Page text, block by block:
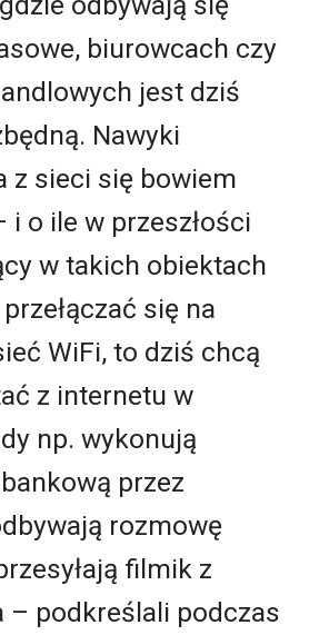
biurowcach czy
jest dziś
Nawyki
z sieci się bowiem
i o ile w przeszłości
w takich obiektach
się na
WiFi, to dziś chcą
z internetu w
np. wykonują
przez
rozmowę
filmik z
– podkreślali podczas